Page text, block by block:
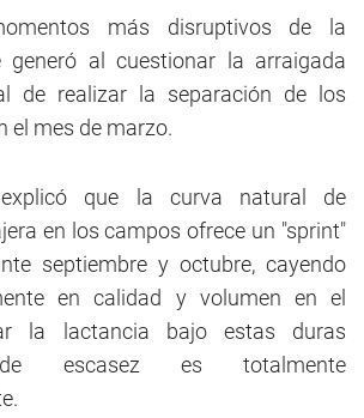
más disruptivos de la
generó al cuestionar la arraigada
de realizar la separación de los
el mes de marzo.
que la curva natural de
en los campos ofrece un "sprint"
septiembre y octubre, cayendo
en calidad y volumen en el
la lactancia bajo estas duras
de escasez es totalmente